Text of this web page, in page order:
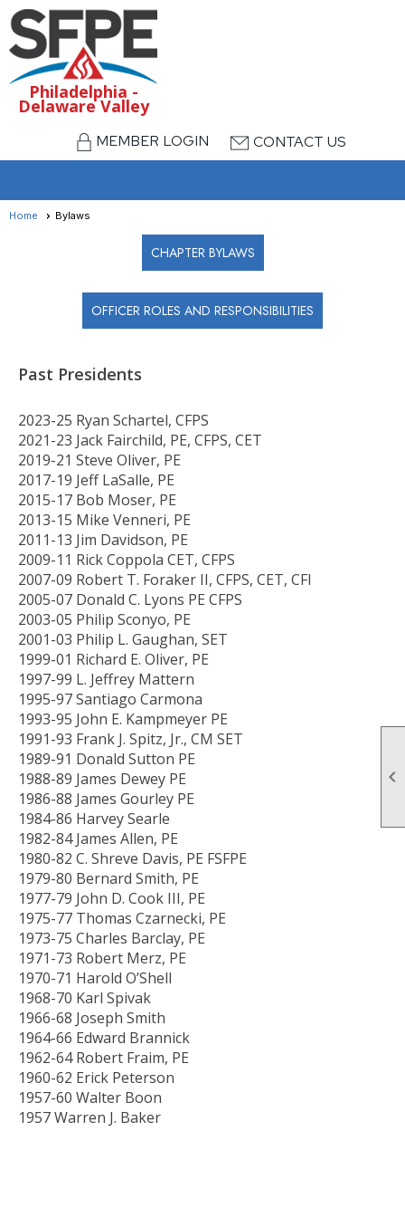

Philadelphia -
Delaware Valley
MEMBER LOGIN CONTACT US
Home Bylaws
CHAPTER BYLAWS
OFFICER ROLES AND RESPONSIBILITIES
Past Presidents
2023-25 Ryan Schartel, CFPS
2021-23 Jack Fairchild, PE, CFPS, CET
2019-21 Steve Oliver, PE
2017-19 Jeff LaSalle, PE
2015-17 Bob Moser, PE
2013-15 Mike Venneri, PE
2011-13 Jim Davidson, PE
2009-11 Rick Coppola CET, CFPS
2007-09 Robert T. Foraker II, CFPS, CET, CFI
2005-07 Donald C. Lyons PE CFPS
2003-05 Philip Sconyo, PE
2001-03 Philip L. Gaughan, SET
1999-01 Richard E. Oliver, PE
1997-99 L. Jeffrey Mattern
1995-97Santiago Carmona
1993-95 John E. Kampmeyer PE
1991-93 Frank J. Spitz, Jr., CM SET
1989-91 Donald Sutton PE
1988-89 James Dewey PE
1986-88 James Gourley PE
1984-86 Harvey Searle
1982-84James Allen, PE
1980-82 C. Shreve Davis, PE FSFPE
1979-80 Bernard Smith, PE
1977-79 John D. Cook III, PE
1975-77 Thomas Czarnecki, PE
1973-75 Charles Barclay, PE
1971-73 Robert Merz, PE
1970-71 Harold O’Shell
1968-70 Karl Spivak
1966-68 Joseph Smith
1964-66 Edward Brannick
1962-64Robert Fraim, PE
1960-62 Erick Peterson
1957-60 Walter Boon
1957Warren J. Baker